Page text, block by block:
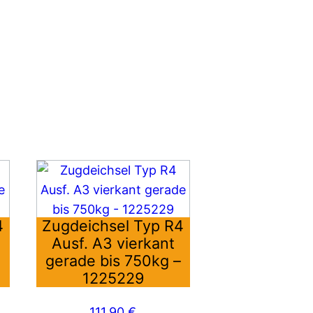
Zugdeichsel Typ R4
Ausf. A3 vierkant
gerade bis 750kg –
1225229